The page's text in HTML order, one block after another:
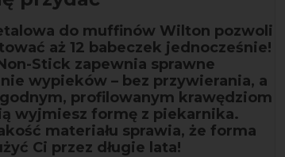
do muffinów Wilton pozwoli
aż 12 babeczek jednocześnie!
Stick zapewnia sprawne
wypieków – bez przywierania, a
profilowanym krawędziom
wyjmiesz formę z piekarnika.
materiału sprawia, że forma
Ci przez długie lata!